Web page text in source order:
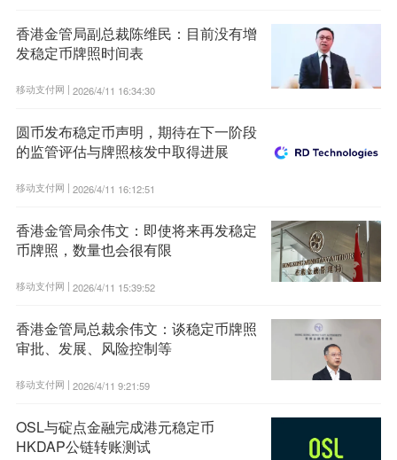
香港金管局副总裁陈维民：目前没有增
发稳定币牌照时间表
移动支付网 | 2026/4/11 16:34:30
圆币发布稳定币声明，期待在下一阶段
的监管评估与牌照核发中取得进展
移动支付网 | 2026/4/11 16:12:51
香港金管局余伟文：即使将来再发稳定
币牌照，数量也会很有限
移动支付网 | 2026/4/11 15:39:52
香港金管局总裁余伟文：谈稳定币牌照
审批、发展、风险控制等
移动支付网 | 2026/4/11 9:21:59
OSL与碇点金融完成港元稳定币
HKDAP公链转账测试